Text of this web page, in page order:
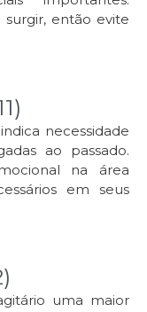
então evite
necessidade
ao passado.
na área
em seus
uma maior